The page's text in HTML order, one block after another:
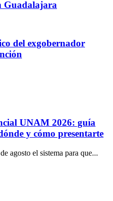
Guadalajara
del exgobernador
UNAM 2026: guía
y cómo presentarte
agosto el sistema para que...